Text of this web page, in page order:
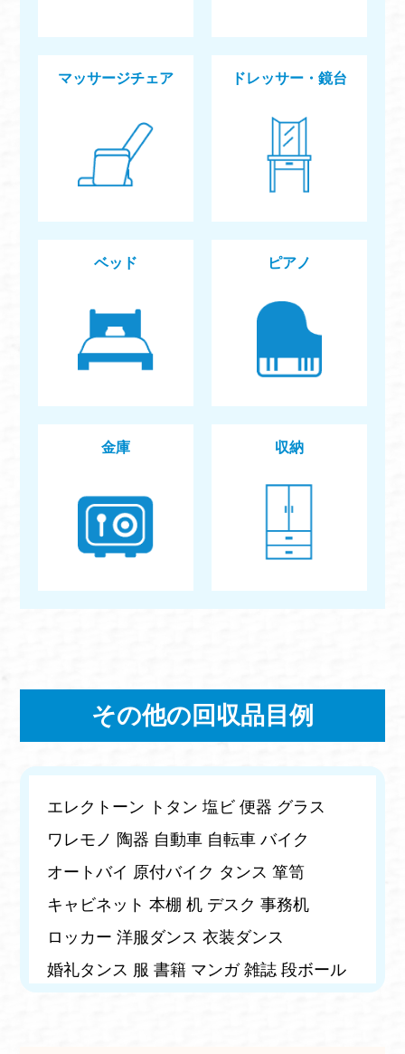
マッサージチェア ドレッサー・鏡台
ベッド ピアノ
金庫 収納
その他の回収品目例
エレクトーン トタン 塩ビ 便器 グラス
ワレモノ 陶器 自動車 自転車 バイク
オートバイ 原付バイク タンス 箪笥
キャビネット 本棚 机 デスク 事務机
ロッカー 洋服ダンス 衣装ダンス
婚礼タンス 服 書籍 マンガ 雑誌 段ボール